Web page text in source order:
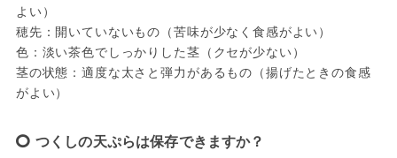
よい）
穂先：開いていないもの（苦味が少なく食感がよい）
色：淡い茶色でしっかりした茎（クセが少ない）
茎の状態：適度な太さと弾力があるもの（揚げたときの食感
がよい）
つくしの天ぷらは保存できますか？